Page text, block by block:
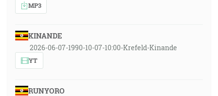
MP3
KINANDE
2026-06-07-1990-10-07-10:00-Krefeld-Kinande
YT
RUNYORO